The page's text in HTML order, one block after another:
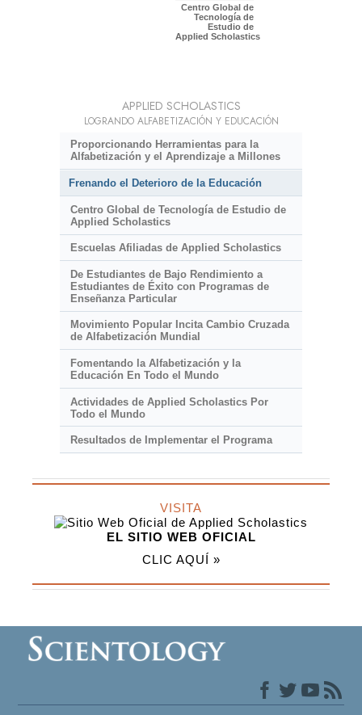
Centro Global de
Tecnología de
Estudio de
Applied Scholastics
APPLIED SCHOLASTICS
LOGRANDO ALFABETIZACIÓN Y EDUCACIÓN
Proporcionando Herramientas para la
Alfabetización y el Aprendizaje a Millones
Frenando el Deterioro de la Educación
Centro Global de Tecnología de Estudio de
Applied Scholastics
Escuelas Afiliadas de Applied Scholastics
De Estudiantes de Bajo Rendimiento a
Estudiantes de Éxito con Programas de
Enseñanza Particular
Movimiento Popular Incita Cambio Cruzada
de Alfabetización Mundial
Fomentando la Alfabetización y la
Educación En Todo el Mundo
Actividades de Applied Scholastics Por
Todo el Mundo
Resultados de Implementar el Programa
VISITA
EL SITIO WEB OFICIAL
CLIC AQUÍ »